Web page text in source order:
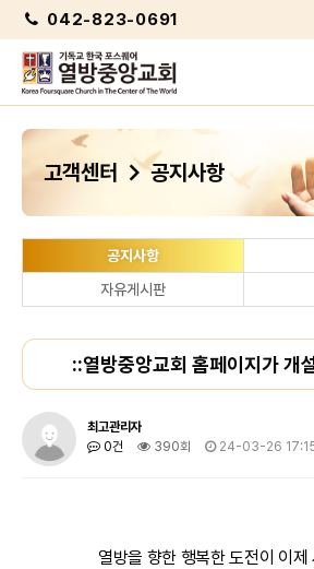
042-823-0691
고객센터 chevron_right공지사항
공지사항
자유게시판
::열방중앙교회 홈페이지가 개
최고관리자
0건
390회 24-03-26
열방을 향한 행복한 도전이 이제